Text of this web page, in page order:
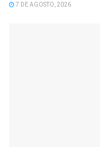
7 DE AGOSTO, 2026